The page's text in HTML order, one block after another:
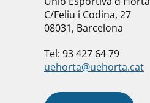
C/Feliu i Codina, 27
08031, Barcelona
Tel: 93 427 64 79
uehorta@uehorta.cat